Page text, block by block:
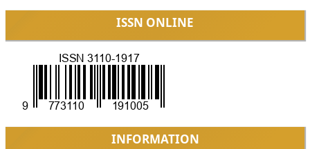
ISSN ONLINE
INFORMATION